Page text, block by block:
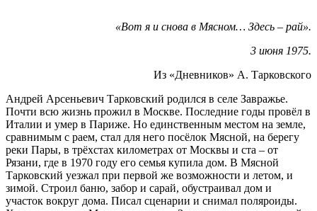
«Вот я и снова в Мясном… Здесь – рай».
3 июня 1975.
Из «Дневников» А. Тарковского
Андрей Арсеньевич Тарковский родился в селе Завражье.
Почти всю жизнь прожил в Москве. Последние годы провёл в
Италии и умер в Париже. Но единственным местом на земле,
сравнимым с раем, стал для него посёлок Мясной, на берегу
реки Пары, в трёхстах километрах от Москвы и ста – от
Рязани, где в 1970 году его семья купила дом. В Мясной
Тарковский уезжал при первой же возможности и летом, и
зимой. Строил баню, забор и сарай, обустраивал дом и
участок вокруг дома. Писал сценарии и снимал поляроиды.